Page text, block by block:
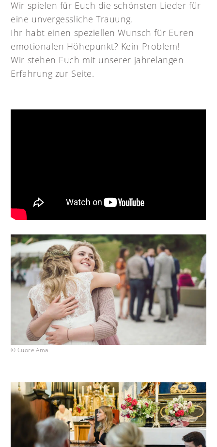
Wir spielen für Euch die schönsten Lieder für
eine unvergessliche Trauung.
Ihr habt einen speziellen Wunsch für Euren
emotionalen Höhepunkt? Kein Problem!
Wir stehen Euch mit unserer jahrelangen
Erfahrung zur Seite.
© Cuore Ama